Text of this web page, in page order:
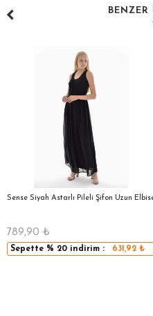
BENZER
Sense Siyah Astarlı Pileli Şifon Uzun
789,90 ₺
Sepette % 20 indirim : 631,92₺